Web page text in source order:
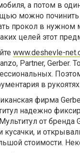
а потом в
можно починить
прокол в нужном
целей этот
www.deshevle-
Partner,
в
фирма
надежно
от
кусачки, и
стоимости.